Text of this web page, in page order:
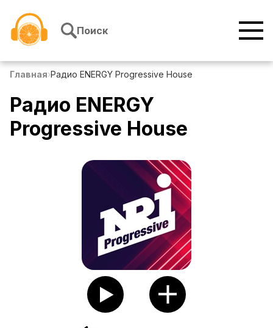
Поиск
Главная›Радио ENERGY Progressive House
Радио ENERGY
Progressive House